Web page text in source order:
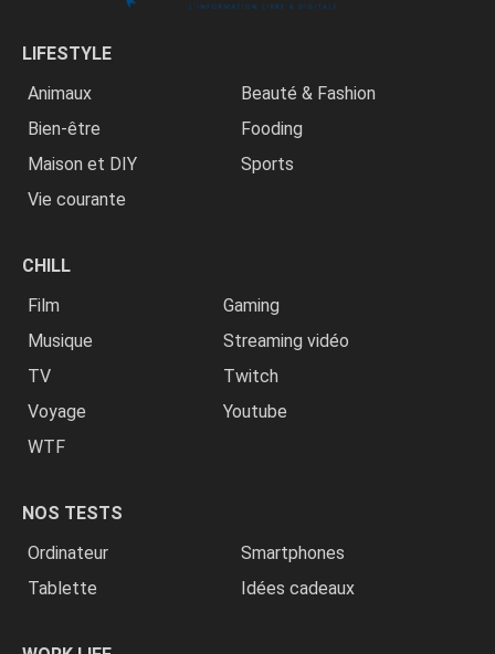
LIFESTYLE
Animaux
Beauté & Fashion
Bien-être
Fooding
Maison et DIY
Sports
Vie courante
CHILL
Film
Gaming
Musique
Streaming vidéo
TV
Twitch
Voyage
Youtube
WTF
NOS TESTS
Ordinateur
Smartphones
Tablette
Idées cadeaux